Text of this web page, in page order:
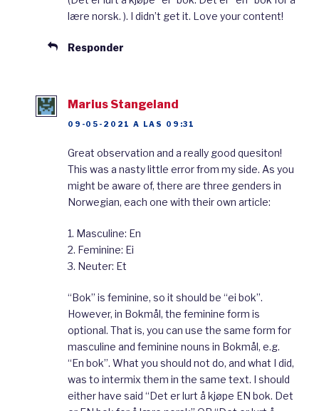
lage kortene selv. Uansett er det viktig å
fokusere på å lære ord i begynnelsen.
har hørt mye bra om Norsklærer Karense.
snakker mye om grammatikk og det norske
språket. Hun snakker bare norsk, men hun
snakker sakte og forklarer ord oguttrykk
Klar Tale er ei avis på internett. Den
folk som lærer norsk. Her kan dere lese
nyhetssakene handler omNorge. Det er en
god måte å lære litt om Norge også. Klar Tale
har også en podkast.
På Italki kan dere finne norsklærere som
lære norsk. ). I didn’t get it. Love your content!
Responder
Marius Stangeland
09-05-2021 A LAS 09:31
Great observation and a really good quesiton!
This was a nasty little error from my side. As you
might be aware of, there are three genders in
Norwegian, each one with their own article:
1. Masculine: En
2. Feminine: Ei
3. Neuter: Et
“Bok” is feminine, so it should be “ei bok”.
However, in Bokmål, the feminine form is
optional. That is, you can use the same form for
masculine and feminine nouns in Bokmål, e.g.
“En bok”. What you should not do, and what I did,
was to intermix them in the same text. I should
either have said “Det er lurt å kjøpe EN bok. Det